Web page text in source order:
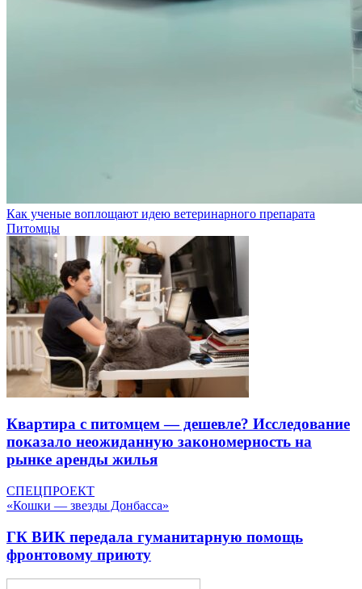
Как ученые воплощают идею ветеринарного препарата
Питомцы
Квартира с питомцем — дешевле? Исследование
показало неожиданную закономерность на
рынке аренды жилья
СПЕЦПРОЕКТ
«Кошки — звезды Донбасса»
ГК ВИК передала гуманитарную помощь
фронтовому приюту